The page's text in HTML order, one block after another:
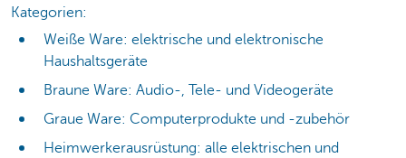
Kategorien:
Weiße Ware: elektrische und elektronische
Haushaltsgeräte
Braune Ware: Audio-, Tele- und Videogeräte
Graue Ware: Computerprodukte und -zubehör
Heimwerkerausrüstung: alle elektrischen und